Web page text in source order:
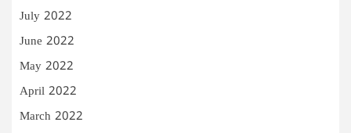
July 2022
June 2022
May 2022
April 2022
March 2022